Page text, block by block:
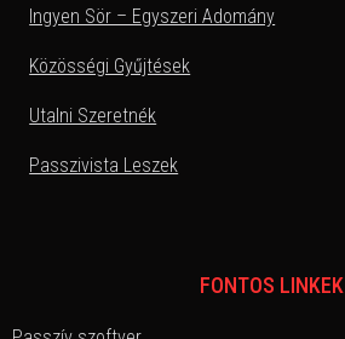
Ingyen Sör – Egyszeri Adomány
Közösségi Gyűjtések
Utalni Szeretnék
Passzivista Leszek
FONTOS LINKEK